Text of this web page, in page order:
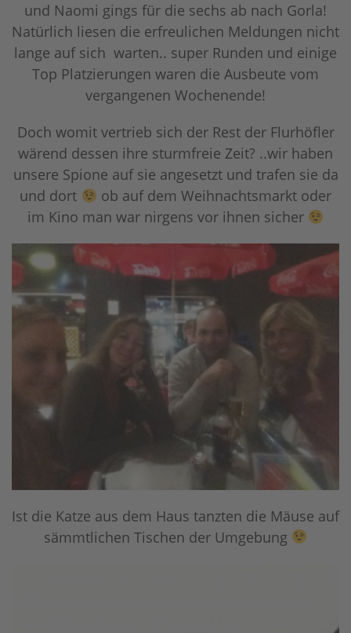
und Naomi gings für die sechs ab nach Gorla!
Natürlich liesen die erfreulichen Meldungen nicht
lange auf sich warten.. super Runden und einige
Top Platzierungen waren die Ausbeute vom
vergangenen Wochenende!
Doch womit vertrieb sich der Rest der Flurhöfler
wärend dessen ihre sturmfreie Zeit? ..wir haben
unsere Spione auf sie angesetzt und trafen sie da
und dort
ob auf dem Weihnachtsmarkt oder
im Kino man war nirgens vor ihnen sicher
Ist die Katze aus dem Haus tanzten die Mäuse auf
sämmtlichen Tischen der Umgebung